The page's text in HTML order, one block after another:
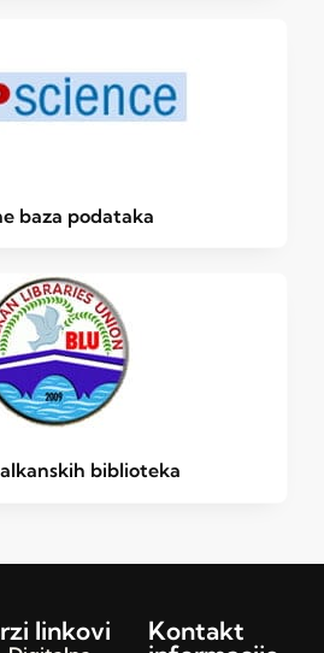
baza podataka
biblioteka
linkovi Kontakt